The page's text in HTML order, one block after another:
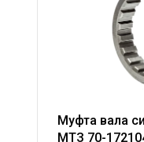
Муфта вала
МТЗ 70-